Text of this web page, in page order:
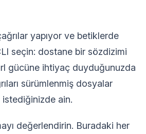
yapıyor ve betiklerde
seçin: dostane bir sözdizimi
gücüne ihtiyaç duyduğunuzda
sürümlenmiş dosyalar
ain.
değerlendirin. Buradaki her